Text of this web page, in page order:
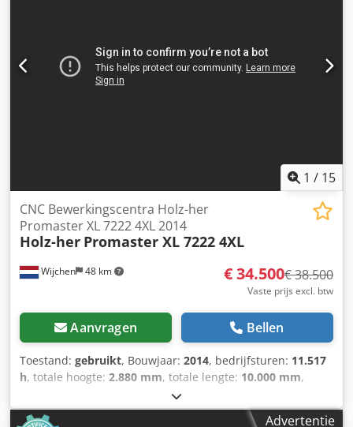
zagen: Ja - Verticaal zagen: Ja - Voltage [V]: 400 Dsdpezcng
Nofx Aftskr - Afzekering [A]: 16 - Transportafmetingen:
5050mm x 2420mm x 800mm (l x b x h) - Transportgewicht
1 / 15
Wijchen 48 km
CNC Bewerkingscentra Holz-her
Promaster XL 7222 4XL 2014
Holz-her Promaster XL 7222 4XL
€ 34.500€ 38.500
Vaste prijs excl. btw
Aanvragen Bellen
Toestand: gebruikt, Bouwjaar: 2014, bedrijfsturen: 11.517
h, totale hoogte: 2.880 mm, totale lengte: 10.000 mm,
, Kleur: Wit Ledig gewicht: 6.000
kg - Bouwjaar: 2014 - Documentatie aanwezig: Nee - CE
Advertentie